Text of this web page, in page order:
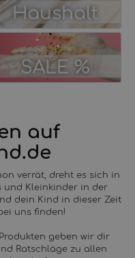
auf
verrät, dreht es sich in
und Kleinkinder in der
dein Kind in dieser Zeit
uns finden!
geben wir dir
Ratschläge zu allen